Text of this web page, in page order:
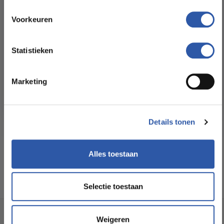
Voorkeuren
Statistieken
Marketing
Details tonen
Alles toestaan
Selectie toestaan
Weigeren
0,55 mm
22,86*150
vloerverwarming:
Ja
betaalbare prijzen. Profiteer van een zorgeloze installatie